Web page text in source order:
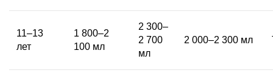
11–13
лет
1 800–2
100 мл
2 300–
2 700
мл
2 000–2 300 мл